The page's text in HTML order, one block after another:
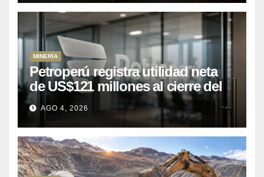
MINERÍA
Petroperú registra utilidad neta
de US$121 millones al cierre del
primer semestre 2026
AGO 4, 2026